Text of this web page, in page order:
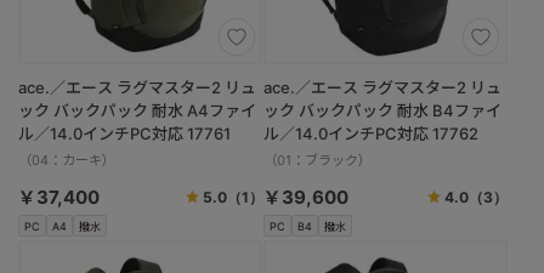
PC A4 撥水
ace.／エース ラグマスター2 リュ
ック バックパック 耐水 A4ファイ
ル／14.0インチPC対応 17761
（04：カーキ）
￥37,400 5.0（1）
PC B4 撥水
ace.／エース ラグマスター2 リュ
ック バックパック 耐水 B4ファイ
ル／14.0インチPC対応 17762
（01：ブラック）
￥39,600 4.0 （3）